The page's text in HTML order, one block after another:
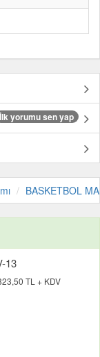
İlk yorumu sen yap
BASKETBOL
13
TL + KDV